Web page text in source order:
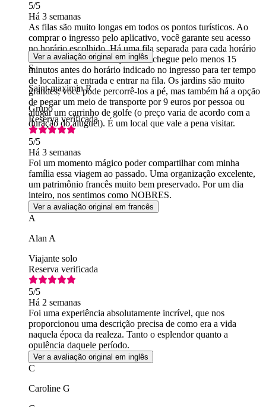
5/5
Há 3 semanas
As filas são muito longas em todos os pontos turísticos. Ao
comprar o ingresso pelo aplicativo, você garante seu acesso
no horário escolhido. Há uma fila separada para cada horário
de acesso. Recomendo que você chegue pelo menos 15
minutos antes do horário indicado no ingresso para ter tempo
de localizar a entrada e entrar na fila. Os jardins são muito
grandes; você pode percorrê-los a pé, mas também há a opção
de pegar um meio de transporte por 9 euros por pessoa ou
alugar um carrinho de golfe (o preço varia de acordo com a
duração do aluguel). É um local que vale a pena visitar.
Ver a avaliação original em inglês
S
Saint-maximin R
Grupo
Reserva verificada
5/5
Há 3 semanas
Foi um momento mágico poder compartilhar com minha
família essa viagem ao passado. Uma organização excelente,
um patrimônio francês muito bem preservado. Por um dia
inteiro, nos sentimos como NOBRES.
Ver a avaliação original em francês
A
Alan A
Viajante solo
Reserva verificada
5/5
Há 2 semanas
Foi uma experiência absolutamente incrível, que nos
proporcionou uma descrição precisa de como era a vida
naquela época da realeza. Tanto o esplendor quanto a
opulência daquele período.
Ver a avaliação original em inglês
C
Caroline G